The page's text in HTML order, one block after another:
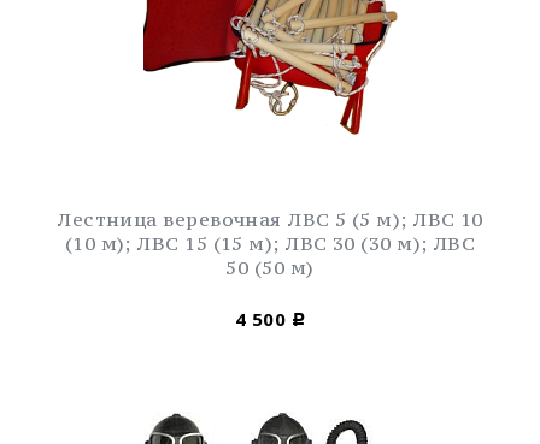
Лестница веревочная ЛВС 5 (5 м); ЛВС 10
(10 м); ЛВС 15 (15 м); ЛВС 30 (30 м); ЛВС
50 (50 м)
4 500 Р